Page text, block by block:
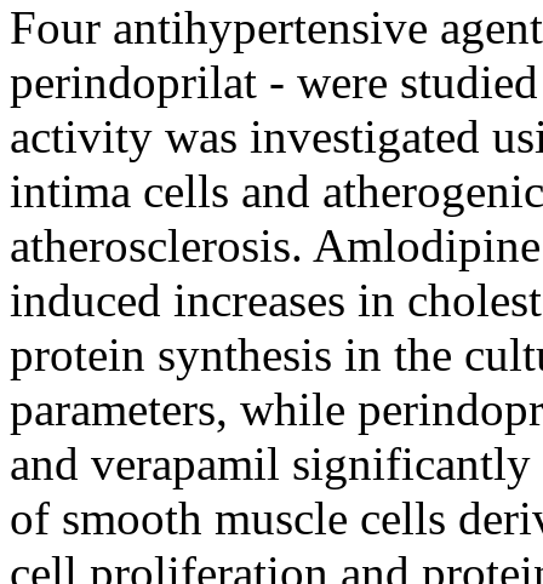
Four antihypertensive
perindoprilat - were
activity was investigated
intima cells and
atherosclerosis.
induced increases in
protein synthesis in the
parameters, while
and verapamil
of smooth muscle cells
cell proliferation and